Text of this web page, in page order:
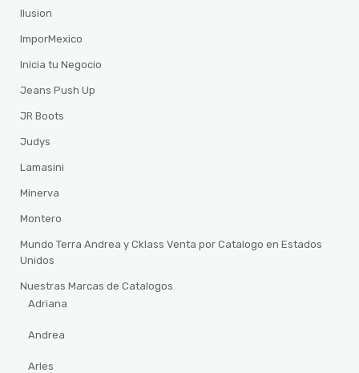
Ilusion
ImporMexico
Inicia tu Negocio
Jeans Push Up
JR Boots
Judys
Lamasini
Minerva
Montero
Mundo Terra Andrea y Cklass Venta por Catalogo en Estados
Unidos
Nuestras Marcas de Catalogos
Adriana
Andrea
Arles